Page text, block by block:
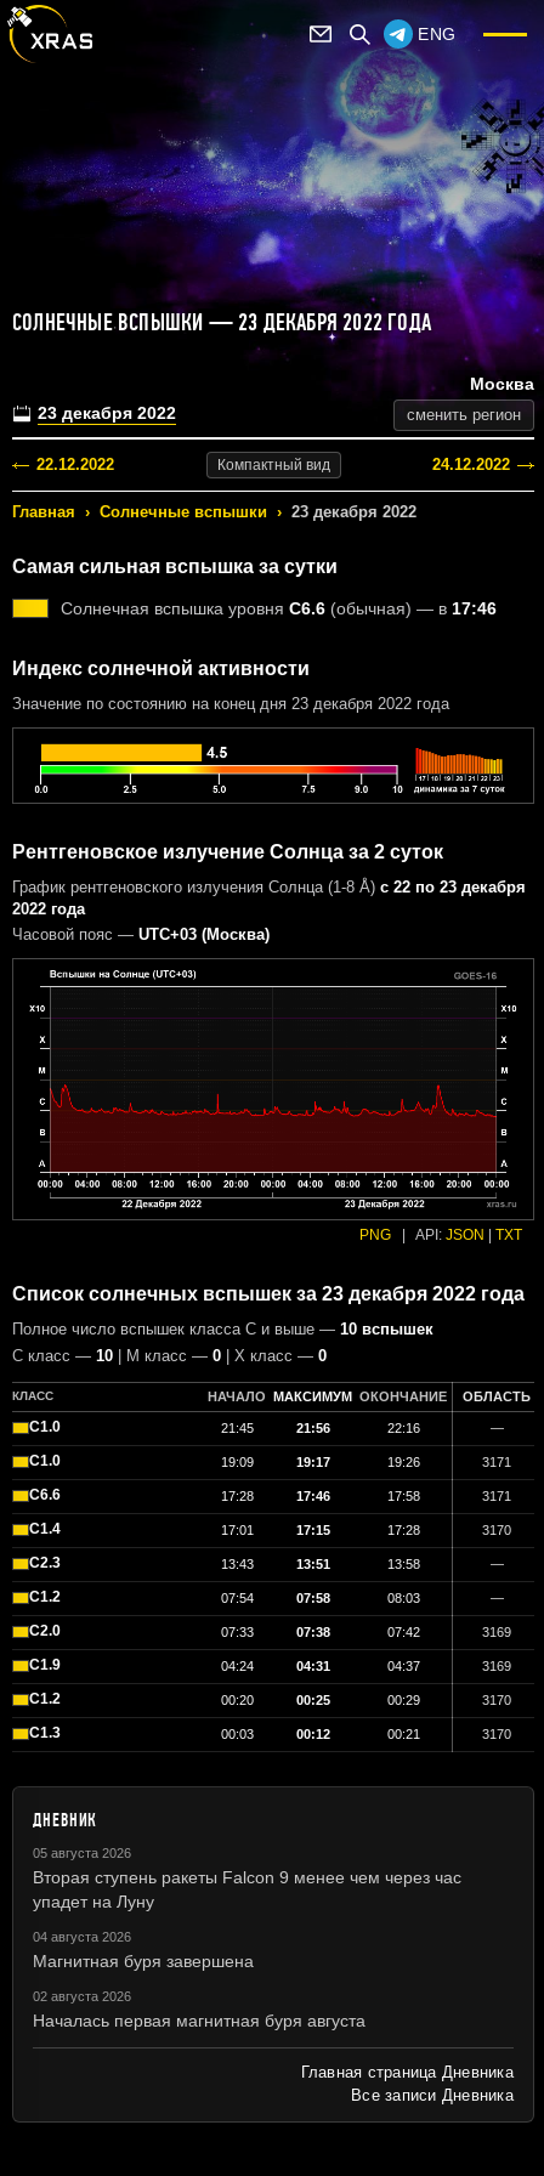
ENG
СОЛНЕЧНЫЕ ВСПЫШКИ — 23 ДЕКАБРЯ 2022 ГОДА
23 декабря 2022
Москва
сменить регион
22.12.2022 Компактный вид 24.12.2022
Главная › Солнечные вспышки › 23 декабря 2022
Самая сильная вспышка за сутки
Солнечная вспышка уровня C6.6 (обычная) — в 17:46
Индекс солнечной активности
Значение по состоянию на конец дня 23 декабря 2022 года
Рентгеновское излучение Солнца за 2 суток
График рентгеновского излучения Солнца (1-8 Å) с 22 по 23 декабря
2022 года
Часовой пояс — UTC+03 (Москва)
PNG API: JSON TXT
Список солнечных вспышек за 23 декабря 2022 года
Полное число вспышек класса C и выше — 10 вспышек
С класс — 10 | М класс — 0 | X класс — 0
КЛАСС НАЧАЛО МАКСИМУМ ОКОНЧАНИЕ ОБЛАСТЬ
C1.0 21:45 21:56 22:16 —
C1.0 19:09 19:17 19:26 3171
C6.6 17:28 17:46 17:58 3171
C1.4 17:01 17:15 17:28 3170
C2.3 13:43 13:51 13:58 —
C1.2 07:54 07:58 08:03 —
C2.0 07:33 07:38 07:42 3169
C1.9 04:24 04:31 04:37 3169
C1.2 00:20 00:25 00:29 3170
C1.3 00:03 00:12 00:21 3170
ДНЕВНИК
05 августа 2026
Вторая ступень ракеты Falcon 9 менее чем через час
упадет на Луну
04 августа 2026
Магнитная буря завершена
02 августа 2026
Началась первая магнитная буря августа
Главная страница Дневника
Все записи Дневника